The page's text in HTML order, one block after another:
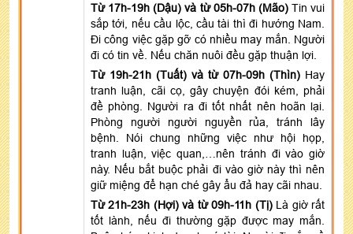
Từ 17h-19h (Dậu) và từ 05h-07h (Mão) Tin vui
sắp tới, nếu cầu lộc, cầu tài thì đi hướng Nam.
Đi công việc gặp gỡ có nhiều may mắn. Người
đi có tin về. Nếu chăn nuôi đều gặp thuận lợi.
Từ 19h-21h (Tuất) và từ 07h-09h (Thìn) Hay
tranh luận, cãi cọ, gây chuyện đói kém, phải
đề phòng. Người ra đi tốt nhất nên hoãn lại.
Phòng người người nguyền rủa, tránh lây
bệnh. Nói chung những việc như hội họp,
tranh luận, việc quan,…nên tránh đi vào giờ
này. Nếu bắt buộc phải đi vào giờ này thì nên
giữ miệng để hạn ché gây ẩu đả hay cãi nhau.
Từ 21h-23h (Hợi) và từ 09h-11h (Tị) Là giờ rất
tốt lành, nếu đi thường gặp được may mắn.